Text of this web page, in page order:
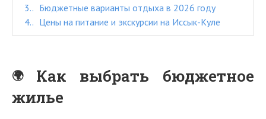
3.
Бюджетные варианты отдыха в 2026 году
4.
Цены на питание и экскурсии на Иссык-Куле
Как выбрать бюджетное
жилье